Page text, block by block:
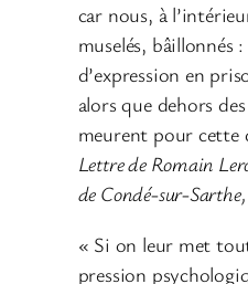
car nous, à
muselés, bâillonnés
d’expression en
alors que dehors
meurent pour cette
Lettre de Romain
de Condé-sur-
« Si on leur met
pression